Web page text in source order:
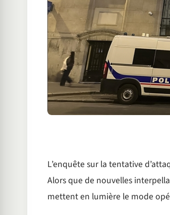
L’enquête sur la tentative
Alors que de nouvelles
mettent en lumière le mode